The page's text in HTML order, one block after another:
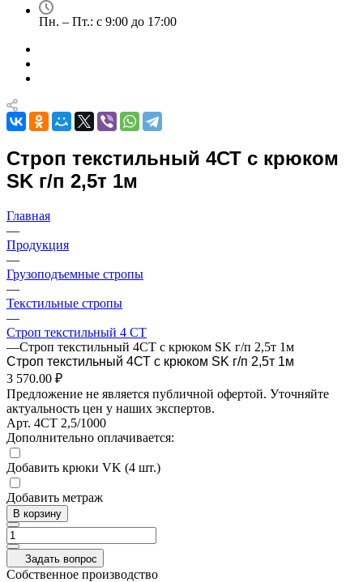
Пн. – Пт.: с 9:00 до 17:00
Строп текстильный 4СТ с крюком
SK г/п 2,5т 1м
Главная
—
Продукция
—
Грузоподъемные стропы
—
Текстильные стропы
—
Строп текстильный 4 СТ
—Строп текстильный 4СТ с крюком SK г/п 2,5т 1м
Строп текстильный 4СТ с крюком SK г/п 2,5т 1м
3 570.00 ₽
Предложение не является публичной офертой. Уточняйте
актуальность цен у наших экспертов.
Арт. 4СТ 2,5/1000
Дополнительно оплачивается:
Добавить крюки VK (4 шт.)
Добавить метраж
В корзину
Задать вопрос
Собственное производство